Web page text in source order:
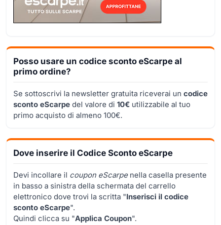
Posso usare un codice sconto eScarpe al
primo ordine?
Se sottoscrivi la newsletter gratuita riceverai un codice
sconto eScarpe del valore di 10€ utilizzabile al tuo
primo acquisto di almeno 100€.
Dove inserire il Codice Sconto eScarpe
Devi incollare il coupon eScarpenella casella presente
in basso a sinistra della schermata del carrello
elettronico dove trovi la scritta "Inserisci il codice
sconto eScarpe".
Quindi clicca su "Applica Coupon".